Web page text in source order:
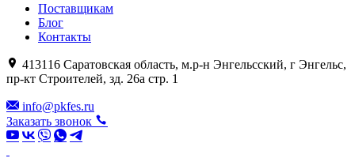
Поставщикам
Блог
Контакты
413116 Саратовская область, м.р-н Энгельсский, г Энгельс,
пр-кт Строителей, зд. 26а стр. 1
info@pkfes.ru
Заказать звонок